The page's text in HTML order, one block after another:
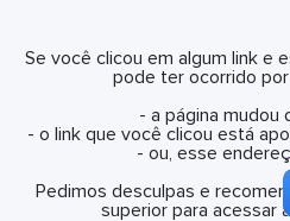
Se você clicou em algum link e
pode ter ocorrido
- a página mudou
- o link que você clicou está
- ou, esse
Pedimos desculpas e
superior para acessar